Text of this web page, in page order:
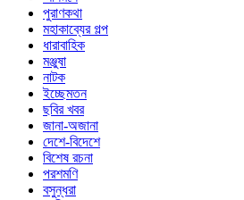
পুরাণকথা
মহাকাব্যের গল্প
ধারাবাহিক
মঞ্জুষা
নাটক
ইচ্ছেমতন
ছবির খবর
জানা-অজানা
দেশে-বিদেশে
বিশেষ রচনা
পরশমণি
বসুন্ধরা